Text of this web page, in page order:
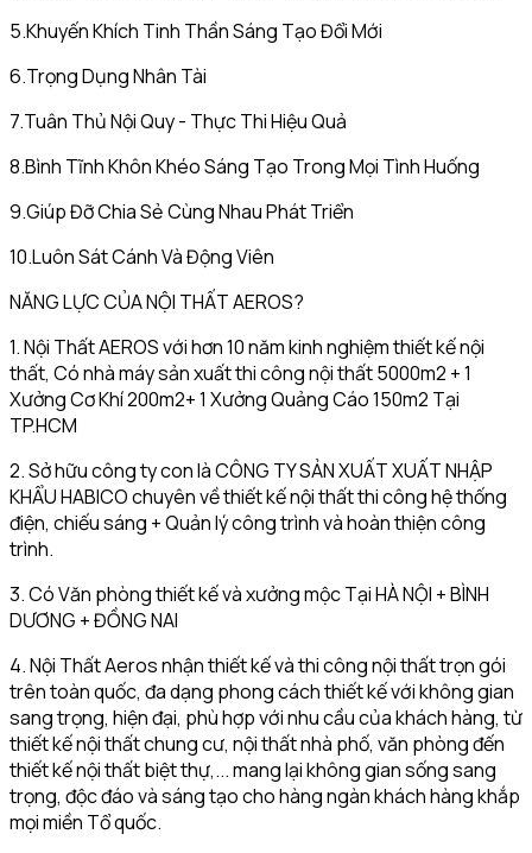
5.Khuyến Khích Tinh Thần Sáng Tạo Đổi Mới
6.Trọng Dụng Nhân Tài
7.Tuân Thủ Nội Quy - Thực Thi Hiệu Quả
8.Bình Tĩnh Khôn Khéo Sáng Tạo Trong Mọi Tình Huống
9.Giúp Đỡ Chia Sẻ Cùng Nhau Phát Triển
10.Luôn Sát Cánh Và Động Viên
NĂNG LỰC CỦA NỘI THẤT AEROS?
1. Nội Thất AEROS với hơn 10 năm kinh nghiệm thiết kế nội
thất, Có nhà máy sản xuất thi công nội thất 5000m2 + 1
Xưởng Cơ Khí 200m2+ 1 Xưởng Quảng Cáo 150m2 Tại
TP.HCM
2. Sở hữu công ty con là CÔNG TY SẢN XUẤT XUẤT NHẬP
KHẨU HABICO chuyên về thiết kế nội thất thi công hệ thống
điện, chiếu sáng + Quản lý công trình và hoàn thiện công
trình.
3. Có Văn phòng thiết kế và xưởng mộc Tại HÀ NỘI + BÌNH
DƯƠNG + ĐỒNG NAI
4. Nội Thất Aeros nhận thiết kế và thi công nội thất trọn gói
trên toàn quốc, đa dạng phong cách thiết kế với không gian
sang trọng, hiện đại, phù hợp với nhu cầu của khách hàng, từ
thiết kế nội thất chung cư, nội thất nhà phố, văn phòng đến
thiết kế nội thất biệt thự,... mang lại không gian sống sang
trọng, độc đáo và sáng tạo cho hàng ngàn khách hàng khắp
mọi miền Tổ quốc.